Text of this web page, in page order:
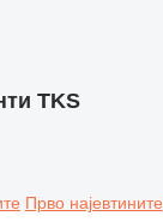
TKS
Прво најевтините